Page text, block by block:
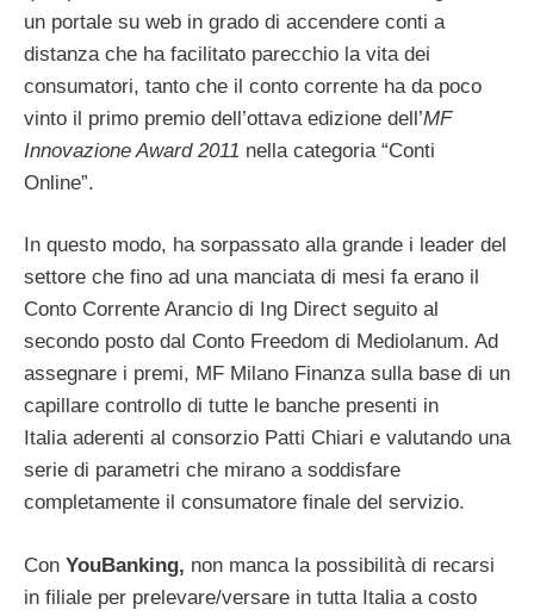
un portale su web in grado di accendere conti a
distanza che ha facilitato parecchio la vita dei
consumatori, tanto che il conto corrente ha da poco
vinto il primo premio dell’ottava edizione dell’MF
Innovazione Award 2011 nella categoria “Conti
Online”.
In questo modo, ha sorpassato alla grande i leader del
settore che fino ad una manciata di mesi fa erano il
Conto Corrente Arancio di Ing Direct seguito al
secondo posto dal Conto Freedom di Mediolanum. Ad
assegnare i premi, MF Milano Finanza sulla base di un
capillare controllo di tutte le banche presenti in
Italia aderenti al consorzio Patti Chiari e valutando una
serie di parametri che mirano a soddisfare
completamente il consumatore finale del servizio.
Con YouBanking, non manca la possibilità di recarsi
in filiale per prelevare/versare in tutta Italia a costo